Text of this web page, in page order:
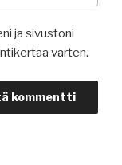
ja sivustoni
varten.